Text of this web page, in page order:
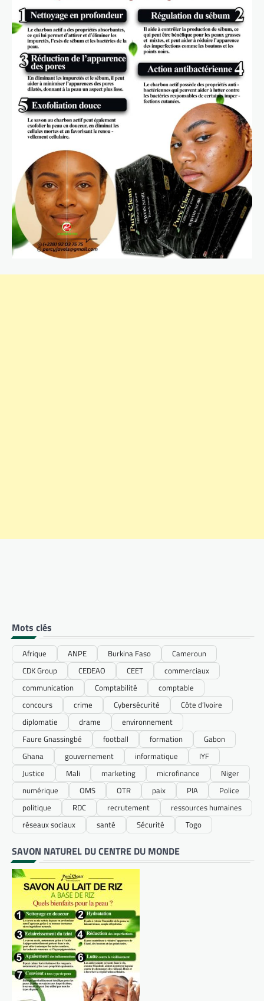
Mots clés
Afrique ANPE Burkina Faso
Cameroun
CDK Group
CEDEAO CEET
commerciaux
communication
Comptabilité
comptable
concours
crime Cybersécurité
Côte d’Ivoire
diplomatie
drame
environnement
Faure Gnassingbé
football formation
Gabon
Ghana
gouvernement informatique
IYF
Justice
Mali marketing microfinance
Niger
numérique
OMS OTR paix PIA
Police
politique
RDC recrutement
ressources humaines
réseaux sociaux
santé Sécurité Togo
SAVON NATUREL DU CENTRE DU MONDE